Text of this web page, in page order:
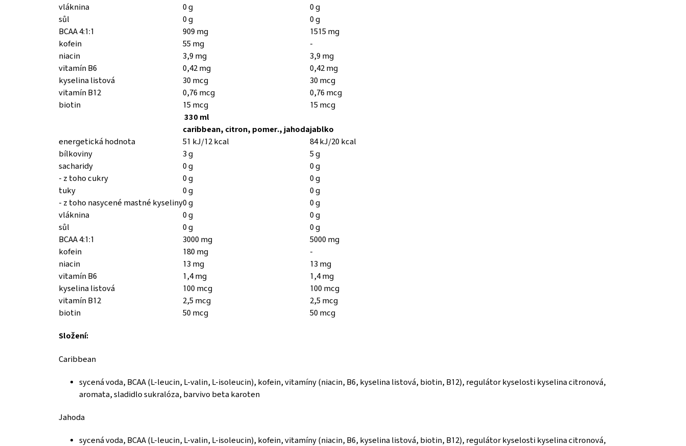
vláknina
0 g
0 g
sůl
0 g
0 g
BCAA 4:1:1
909 mg
1515 mg
kofein
55 mg
-
niacin
3,9 mg
3,9 mg
vitamín B6
0,42 mg
0,42 mg
kyselina listová
30 mcg
30 mcg
vitamín B12
0,76 mcg
0,76 mcg
biotin
15 mcg
15 mcg
330 ml
caribbean, citron, pomer., jahodajablko
energetická hodnota
51 kJ/12 kcal
84 kJ/20 kcal
bílkoviny
3 g
5 g
sacharidy
0 g
0 g
- z toho cukry
0 g
0 g
tuky
0 g
0 g
- z toho nasycené mastné kyseliny0 g
0 g
vláknina
0 g
0 g
sůl
0 g
0 g
BCAA 4:1:1
3000 mg
5000 mg
kofein
180 mg
-
niacin
13 mg
13 mg
vitamín B6
1,4 mg
1,4 mg
kyselina listová
100 mcg
100 mcg
vitamín B12
2,5 mcg
2,5 mcg
biotin
50 mcg 50 mcg
Složení:
Caribbean
sycená voda, BCAA (L-leucin, L-valin, L-isoleucin), kofein, vitamíny (niacin, B6, kyselina listová, biotin, B12), regulátor kyselosti kyselina citronová,
aromata, sladidlo sukralóza, barvivo beta karoten
Jahoda
sycená voda, BCAA (L-leucin, L-valin, L-isoleucin), kofein, vitamíny (niacin, B6, kyselina listová, biotin, B12), regulátor kyselosti kyselina citronová,